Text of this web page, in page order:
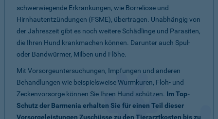
schwerwiegende Erkrankungen, wie Borreliose und
Hirnhautentzündungen (FSME), übertragen. Unabhängig von
der Jahreszeit gibt es noch weitere Schädlinge und Parasiten,
die Ihren Hund krankmachen können. Darunter auch Spul-
oder Bandwürmer, Milben und Flöhe.
Mit Vorsorgeuntersuchungen, Impfungen und anderen
Behandlungen wie beispielsweise Wurmkuren, Floh- und
Zeckenvorsorge können Sie Ihren Hund schützen. Im Top-
Schutz der Barmenia erhalten Sie für einen Teil dieser
Vorsorgeleistungen Zuschüsse zu den Tierarztkosten bis zu